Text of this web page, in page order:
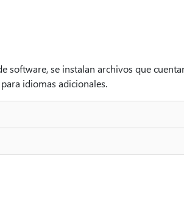
software, se instalan archivos que
idiomas adicionales.